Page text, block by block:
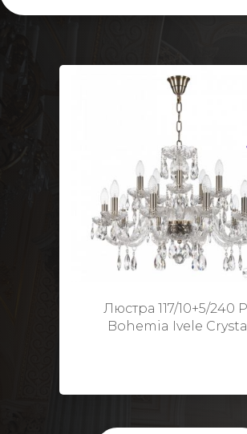
Люстра 117/10+5/240
Bohemia Ivele Crystal
117/10+5/240 Pa
Тип: Стеклянный
Цвет арматуры:
Кол-во ламп:
Диаметр: 70